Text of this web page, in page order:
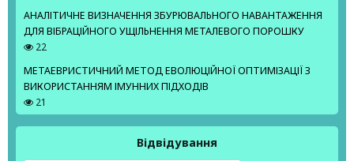
АНАЛІТИЧНЕ ВИЗНАЧЕННЯ ЗБУРЮВАЛЬНОГО НАВАНТАЖЕННЯ
ДЛЯ ВІБРАЦІЙНОГО УЩІЛЬНЕННЯ МЕТАЛЕВОГО ПОРОШКУ
22
МЕТАЕВРИСТИЧНИЙ МЕТОД ЕВОЛЮЦІЙНОЇ ОПТИМІЗАЦІЇ З
ВИКОРИСТАННЯМ ІМУННИХ ПІДХОДІВ
21
Відвідування